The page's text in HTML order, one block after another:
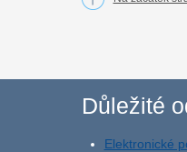
Důležité
Elektronické